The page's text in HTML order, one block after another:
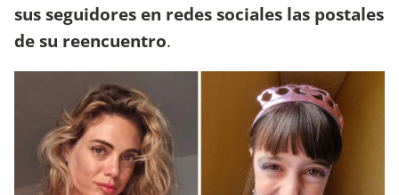
sus seguidores en redes sociales las postales
de su reencuentro.